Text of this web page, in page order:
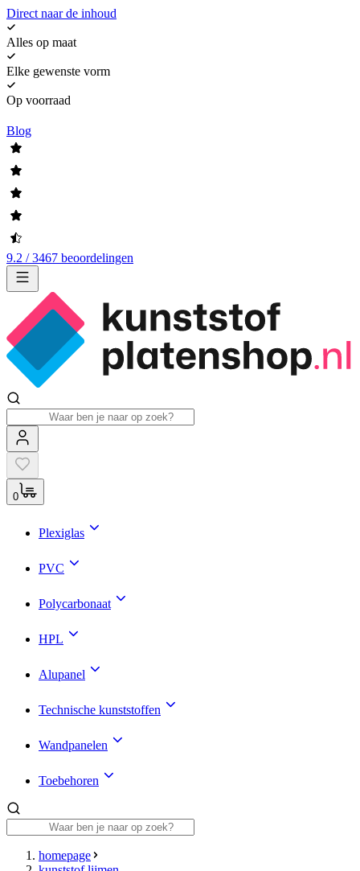
Direct naar de inhoud
Alles op maat
Elke gewenste vorm
Op voorraad
Blog
9.2 / 3467 beoordelingen
0
Plexiglas
PVC
Polycarbonaat
HPL
Alupanel
Technische kunststoffen
Wandpanelen
Toebehoren
homepage